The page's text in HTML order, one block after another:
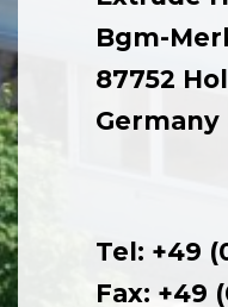
Extrude
Bgm-
87752
Tel: +49